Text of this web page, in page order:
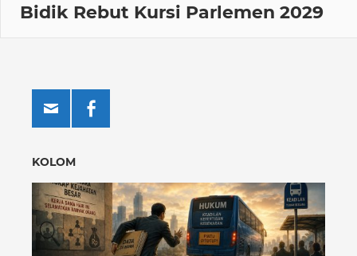
Bidik Rebut Kursi Parlemen 2029
KOLOM